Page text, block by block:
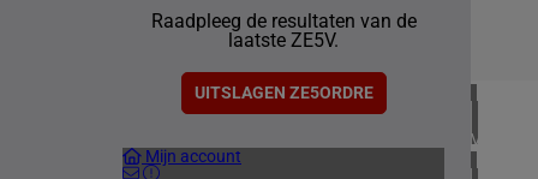
Raadpleeg de resultaten van de
laatste ZE5V.
UITSLAGEN ZE5ORDRE
Mijn account
1
5